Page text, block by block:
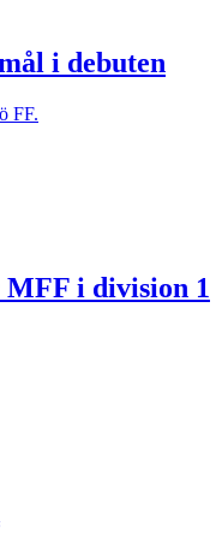
i debuten
FF.
MFF i division 1